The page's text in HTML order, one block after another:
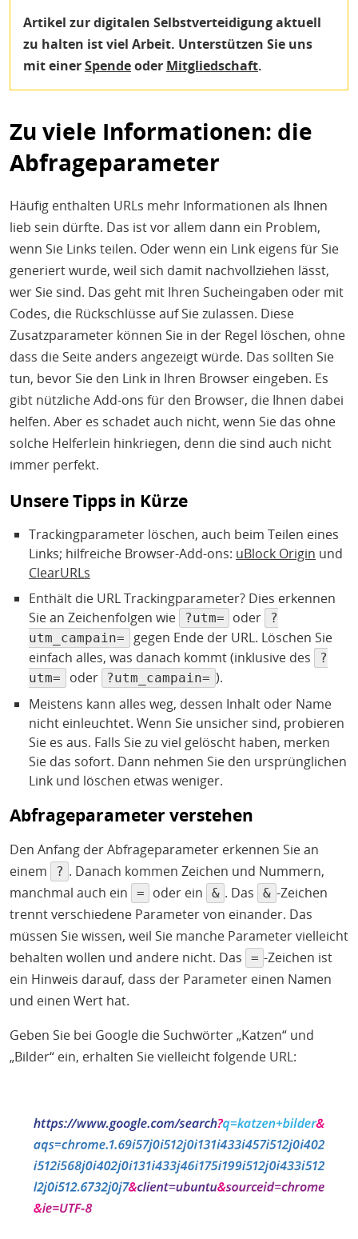
Artikel zur digitalen Selbstverteidigung aktuell
zu halten ist viel Arbeit. Unterstützen Sie uns
mit einerSpendeoder Mitgliedschaft.
Zu viele Informationen: die
Abfrageparameter
Häufig enthalten URLs mehr Informationen als Ihnen
lieb sein dürfte. Das ist vor allem dann ein Problem,
wenn Sie Links teilen. Oder wenn ein Link eigens für Sie
generiert wurde, weil sich damit nachvollziehen lässt,
wer Sie sind. Das geht mit Ihren Sucheingaben oder mit
Codes, die Rückschlüsse auf Sie zulassen. Diese
Zusatzparameter können Sie in der Regel löschen, ohne
dass die Seite anders angezeigt würde. Das sollten Sie
tun, bevor Sie den Link in Ihren Browser eingeben. Es
gibt nützliche Add-ons für den Browser, die Ihnen dabei
helfen. Aber es schadet auch nicht, wenn Sie das ohne
solche Helferlein hinkriegen, denn die sind auch nicht
immer perfekt.
Unsere Tipps in Kürze
Trackingparameter löschen, auch beim Teilen eines
Links; hilfreiche Browser-Add-ons: uBlock Origin und
ClearURLs
Enthält die URL Trackingparameter? Dies erkennen
Sie an Zeichenfolgen wie
?utm= oder
?
utm_campain=
gegen Ende der URL. Löschen Sie
einfach alles, was danach kommt (inklusive des
?
utm=
oder ?utm_campain= ).
Meistens kann alles weg, dessen Inhalt oder Name
nicht einleuchtet. Wenn Sie unsicher sind, probieren
Sie es aus. Falls Sie zu viel gelöscht haben, merken
Sie das sofort. Dann nehmen Sie den ursprünglichen
Link und löschen etwas weniger.
Abfrageparameter verstehen
Den Anfang der Abfrageparameter erkennen Sie an
einem
? . Danach kommen Zeichen und Nummern,
manchmal auch ein
= oder ein & . Das & -Zeichen
trennt verschiedene Parameter von einander. Das
müssen Sie wissen, weil Sie manche Parameter vielleicht
behalten wollen und andere nicht. Das
= -Zeichen ist
ein Hinweis darauf, dass der Parameter einen Namen
und einen Wert hat.
Geben Sie bei Google die Suchwörter „Katzen“ und
„Bilder“ ein, erhalten Sie vielleicht folgende URL: